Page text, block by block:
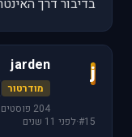
j
jarden
מודרטור
204 פוסטים
#15
·לפני 11 שנים